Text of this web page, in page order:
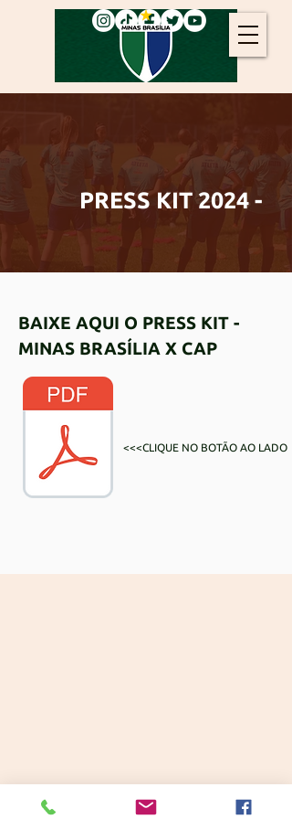
PRESS KIT 2024 -
BAIXE AQUI O PRESS KIT -
MINAS BRASÍLIA X CAP
<<<CLIQUE NO BOTÃO AO LADO